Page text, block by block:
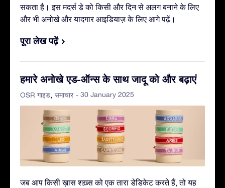
सकता है। इस मदर्स डे को किसी और दिन से अलग बनाने के लिए
और भी अनोखे और यादगार आइडियाज़ के लिए आगे पढ़ें।
पूरा लेख पढ़ें
हमारे अनोखे एड-ऑन्स के साथ जादू को और बढ़ाएं
OSR गाइड समाचार - 30 January 2025
जब आप किसी ख़ास शख़्स को एक तारा डेडिकेट करते हैं, तो यह